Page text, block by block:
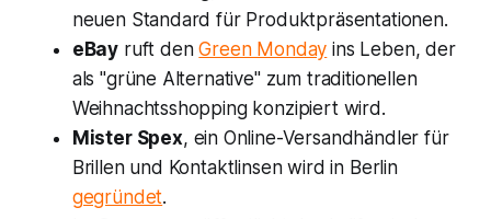
neuen Standard für Produktpräsentationen.
eBay ruft denGreen Monday ins Leben, der
als "grüne Alternative" zum traditionellen
Weihnachtsshopping konzipiert wird.
Mister Spex, ein Online-Versandhändler für
Brillen und Kontaktlinsen wird in Berlin
gegründet.